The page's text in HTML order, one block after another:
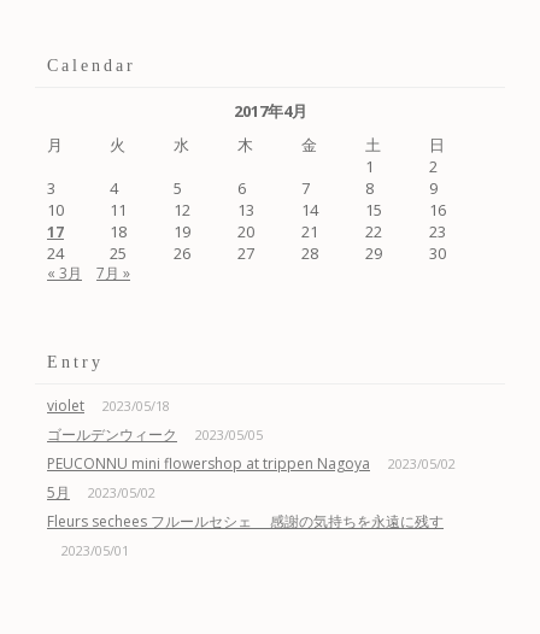
Calendar
2017年4月
月
火 水 木 金 土
日
1
2
3
4 5 6 7 8
9
10
11 12 13 14 15 16
17 18 19 20 21 22
23
24
25 26 27 28 29 30
« 3月 7月 »
Entry
violet 2023/05/18
ゴールデンウィーク 2023/05/05
PEUCONNU mini flowershop at trippen Nagoya 2023/05/02
5月 2023/05/02
Fleurs sechees フルールセシェ 感謝の気持ちを永遠に残す
2023/05/01